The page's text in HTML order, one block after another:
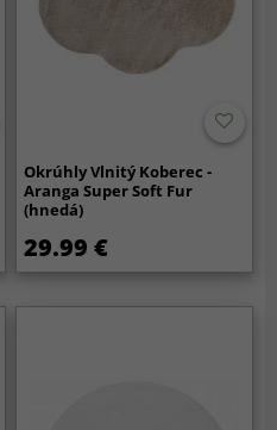
Okrúhly Vlnitý Koberec -
Aranga Super Soft Fur
(hnedá)
29.99 €